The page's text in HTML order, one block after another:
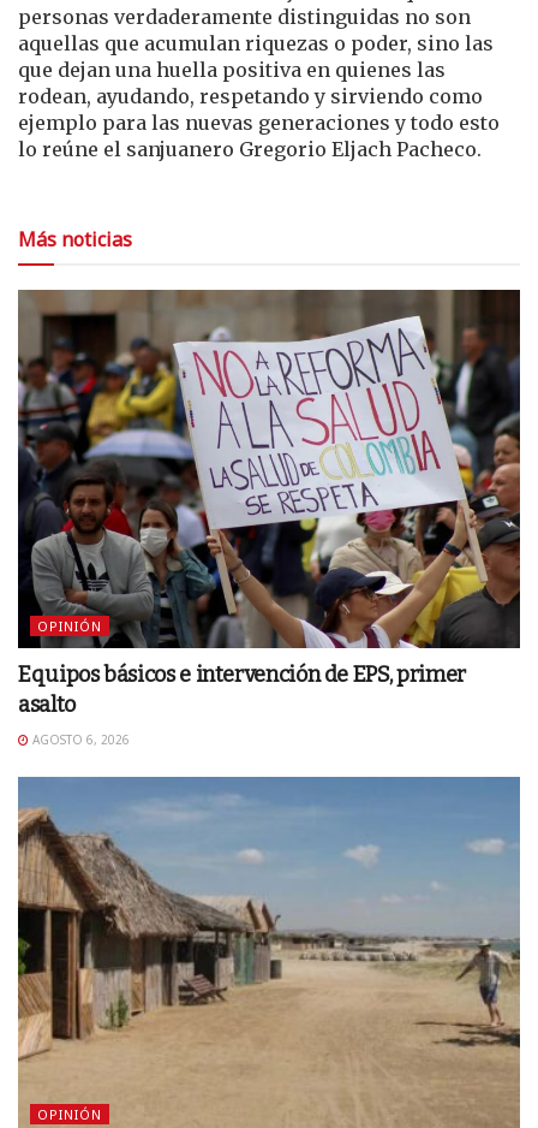
personas verdaderamente distinguidas no son
aquellas que acumulan riquezas o poder, sino las
que dejan una huella positiva en quienes las
rodean, ayudando, respetando y sirviendo como
ejemplo para las nuevas generaciones y todo esto
lo reúne el sanjuanero Gregorio Eljach Pacheco.
Más noticias
OPINIÓN
Equipos básicos e intervención de EPS, primer
asalto
AGOSTO 6, 2026
OPINIÓN